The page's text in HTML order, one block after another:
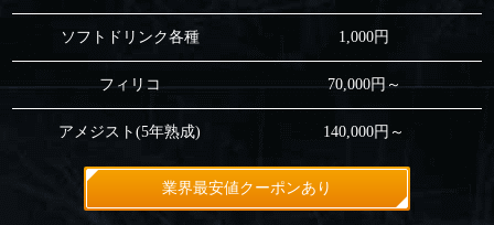
ソフトドリンク各種 1,000円
フィリコ 70,000円～
アメジスト(5年熟成) 140,000円～
業界最安値クーポンあり